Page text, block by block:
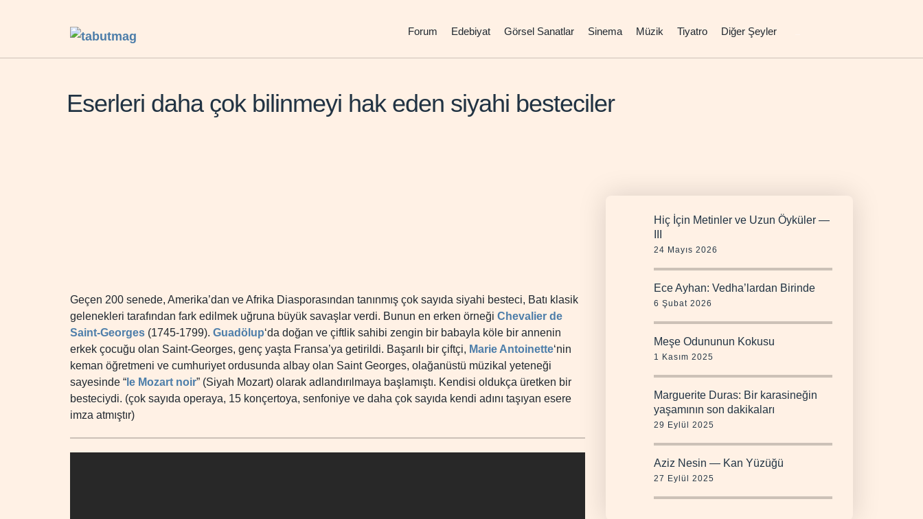
Forum Edebiyat Görsel Sanatlar Sinema Müzik Tiyatro Diğer Şeyler
Eserleri daha çok bilinmeyi hak eden siyahi besteciler
Geçen 200 senede, Amerika’dan ve Afrika Diasporasından tanınmış çok sayıda siyahi besteci, Batı klasik
gelenekleri tarafından fark edilmek uğruna büyük savaşlar verdi. Bunun en erken örneği Chevalier de
Saint-Georges (1745-1799). Guadölup‘da doğan ve çiftlik sahibi zengin bir babayla köle bir annenin
erkek çocuğu olan Saint-Georges, genç yaşta Fransa’ya getirildi. Başarılı bir çiftçi, Marie Antoinette‘nin
keman öğretmeni ve cumhuriyet ordusunda albay olan Saint Georges, olağanüstü müzikal yeteneği
sayesinde “ le Mozart noir” (Siyah Mozart) olarak adlandırılmaya başlamıştı. Kendisi oldukça üretken bir
besteciydi. (çok sayıda operaya, 15 konçertoya, senfoniye ve daha çok sayıda kendi adını taşıyan esere
imza atmıştır)
Hiç İçin Metinler ve Uzun Öyküler —
24 Mayıs 2026
Ece Ayhan: Vedha’lardan Birinde
6 Şubat 2026
Meşe Odununun Kokusu
1 Kasım 2025
Marguerite Duras: Bir karasineğin
yaşamının son dakikaları
29 Eylül 2025
Aziz Nesin — Kan Yüzüğü
27 Eylül 2025